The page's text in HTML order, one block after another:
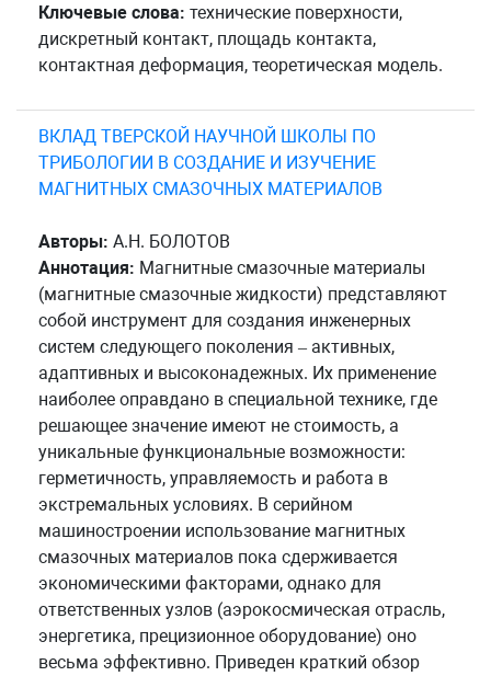
Ключевые слова: технические поверхности,
дискретный контакт, площадь контакта,
контактная деформация, теоретическая модель.
ВКЛАД ТВЕРСКОЙ НАУЧНОЙ ШКОЛЫ ПО
ТРИБОЛОГИИ В СОЗДАНИЕ И ИЗУЧЕНИЕ
МАГНИТНЫХ СМАЗОЧНЫХ МАТЕРИАЛОВ
Авторы: А.Н. БОЛОТОВ
Аннотация: Магнитные смазочные материалы
(магнитные смазочные жидкости) представляют
собой инструмент для создания инженерных
систем следующего поколения – активных,
адаптивных и высоконадежных. Их применение
наиболее оправдано в специальной технике, где
решающее значение имеют не стоимость, а
уникальные функциональные возможности:
герметичность, управляемость и работа в
экстремальных условиях. В серийном
машиностроении использование магнитных
смазочных материалов пока сдерживается
экономическими факторами, однако для
ответственных узлов (аэрокосмическая отрасль,
энергетика, прецизионное оборудование) оно
весьма эффективно. Приведен краткий обзор